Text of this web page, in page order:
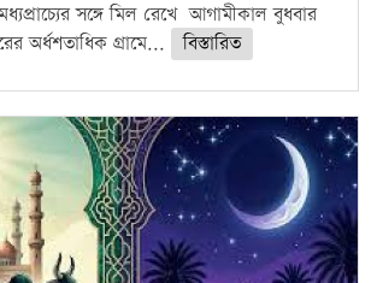
সঙ্গে মিল রেখে আগামীকাল বুধবার
অর্ধশতাধিক গ্রামে...
বিস্তারিত